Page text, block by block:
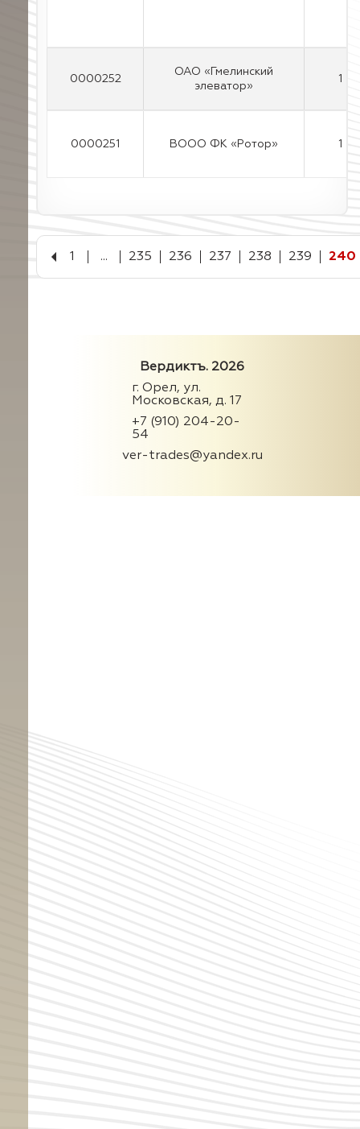
0000252
ОАО «Гмелинский
элеватор»
1
0000251 ВООО ФК «Ротор» 1
1 ... 235 236 237 238 239 240
Вердиктъ. 2026
г. Орел, ул.
Московская, д. 17
+7 (910) 204-20-
54
ver-trades@yandex.ru